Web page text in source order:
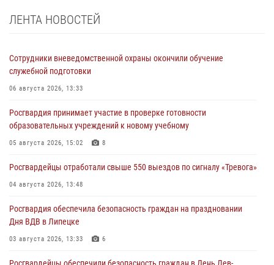
ЛЕНТА НОВОСТЕЙ
Сотрудники вневедомственной охраны окончили обучение
служебной подготовки
06 августа 2026, 13:33
Росгвардия принимает участие в проверке готовности
образовательных учреждений к новому учебному
05 августа 2026, 15:02 8
Росгвардейцы отработали свыше 550 выездов по сигналу «Тревога»
04 августа 2026, 13:48
Росгвардия обеспечила безопасность граждан на праздновании
Дня ВДВ в Липецке
03 августа 2026, 13:33 6
Росгвардейцы обеспечили безопасность граждан в День Лев-